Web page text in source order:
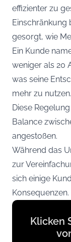
effizienter zu
Einschränkung
gesorgt, wie
Ein Kunde
weniger als 20
was seine
mehr zu nutzen.
Diese
Balance
angestoßen.
Während das
zur
sich einige
Konsequenzen.
Display
contentKlicken